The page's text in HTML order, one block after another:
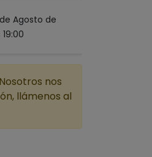
Agosto de
nos
llámenos al